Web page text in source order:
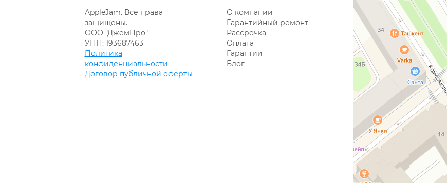
AppleJam. Все права
защищены.
ООО "ДжемПро"
УНП: 193687463
Политика
конфиденциальности
Договор публичной оферты
О компании
Гарантийный ремонт
Рассрочка
Оплата
Гарантии
Блог